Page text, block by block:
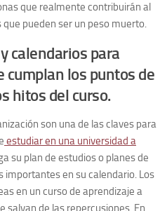
que realmente contribuirán al
pueden ser un peso muerto.
calendarios para
cumplan los puntos de
hitos del curso.
son una de las claves para
estudiar en una universidad a
su plan de estudios o planes de
importantes en su calendario. Los
en un curso de aprendizaje a
salvan de las repercusiones. En